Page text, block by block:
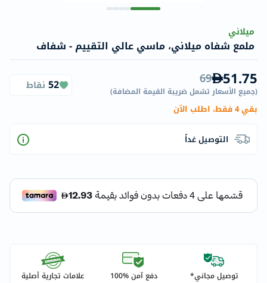
ميلاني
ملمع شفاه ميلاني، ماسي عالي التقييم - شفاف
51.75
69
(جميع الأسعار تشمل ضريبة القيمة المضافة)
52 نقاط
بقي 4 فقط، اطلب الآن
التوصيل غداً
توصيل مجاني* دفع آمن %100 علامات تجارية أصلية